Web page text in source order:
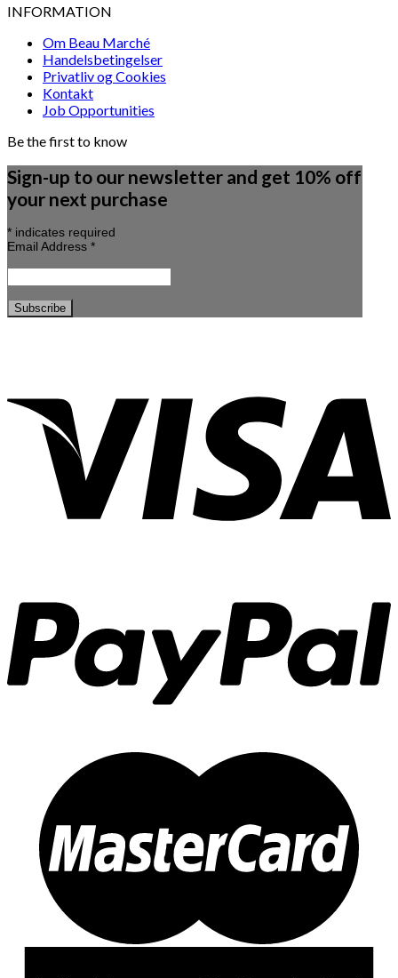
INFORMATION
Om Beau Marché
Handelsbetingelser
Privatliv og Cookies
Kontakt
Job Opportunities
Be the first to know
Sign-up to our newsletter and get 10% off
your next purchase
* indicates required
Email Address *